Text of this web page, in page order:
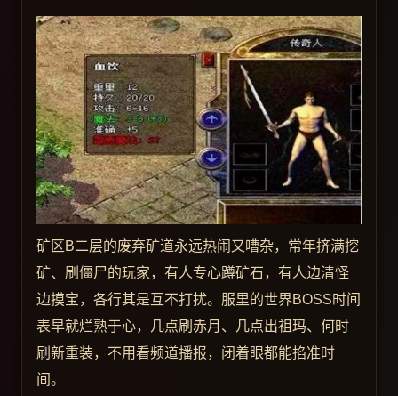
矿区B二层的废弃矿道永远热闹又嘈杂，常年挤满挖
矿、刷僵尸的玩家，有人专心蹲矿石，有人边清怪
边摸宝，各行其是互不打扰。服里的世界BOSS时间
表早就烂熟于心，几点刷赤月、几点出祖玛、何时
刷新重装，不用看频道播报，闭着眼都能掐准时
间。